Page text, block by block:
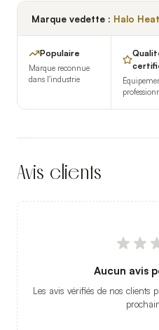
Marque vedette : Halo Heat
Populaire
Marque reconnue
dans l'industrie
Avis clients
Aucun avis
Les avis vérifiés de nos clients